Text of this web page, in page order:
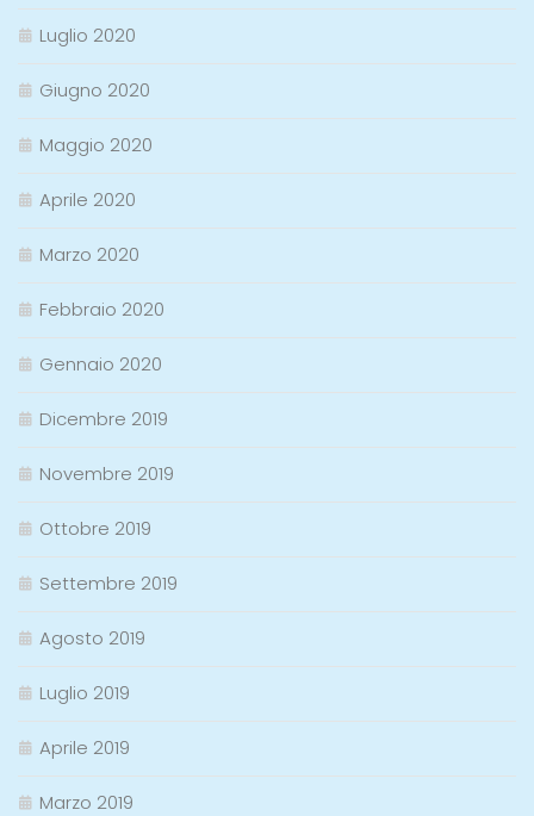
Luglio 2020
Giugno 2020
Maggio 2020
Aprile 2020
Marzo 2020
Febbraio 2020
Gennaio 2020
Dicembre 2019
Novembre 2019
Ottobre 2019
Settembre 2019
Agosto 2019
Luglio 2019
Aprile 2019
Marzo 2019